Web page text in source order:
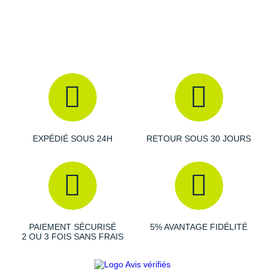
EXPÉDIÉ SOUS 24H RETOUR SOUS 30 JOURS
PAIEMENT SÉCURISÉ
2 OU 3 FOIS SANS FRAIS
5% AVANTAGE FIDÉLITÉ
Thuasne
Under Armour
X-Socks
+ Voir toutes les marques